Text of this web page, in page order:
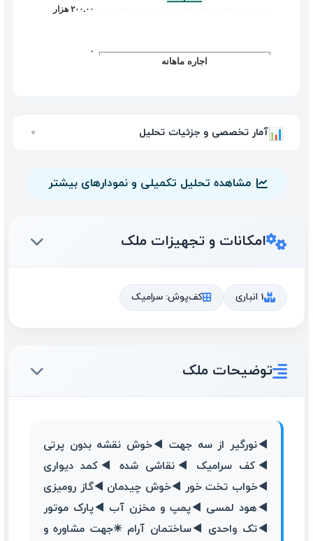
📊 آمار تخصصی و جزئیات تحلیل ▼
مشاهده تحلیل تکمیلی و نمودارهای بیشتر
امکانات و تجهیزات ملک
1 انباری کف‌پوش: سرامیک
توضیحات ملک
◀️نورگیر از سه جهت ◀️خوش نقشه بدون پرتی
◀️کف سرامیک ◀️نقاشی شده ◀️کمد دیواری
◀️خواب تخت خور ◀️خوش چیدمان ◀️گاز رومیزی
◀️هود لمسی ◀️پمپ و مخزن آب ◀️پارک موتور
◀️تک واحدی ◀️ساختمان آرام ✳جهت مشاوره و